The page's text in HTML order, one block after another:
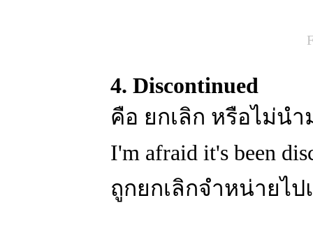
4. Discontinued
คือ ยกเลิก หรือไม่น
I'm afraid it's been
ถูกยกเลิกจำหน่ายไป